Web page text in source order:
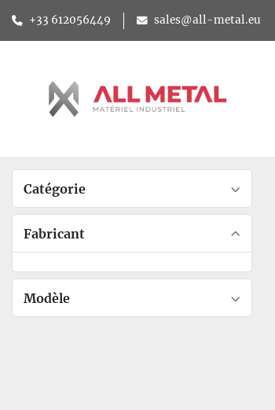
+33 612056449 sales@all-metal.eu
Catégorie
Fabricant
Modèle